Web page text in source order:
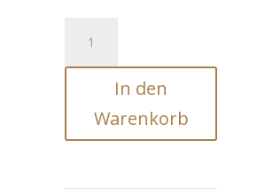
Universelle
Heilkraft
Innere
In den
Warenkorb